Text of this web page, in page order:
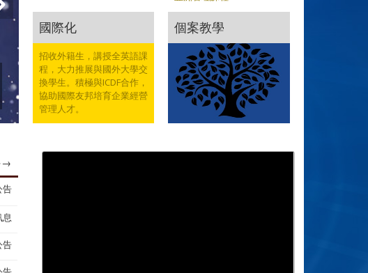
國際化
招收外籍生，講授全英語課
程，大力推展與國外大學交
換學生。積極與ICDF合作，
協助國際友邦培育企業經營
管理人才。
個案教學
告
息
告
→